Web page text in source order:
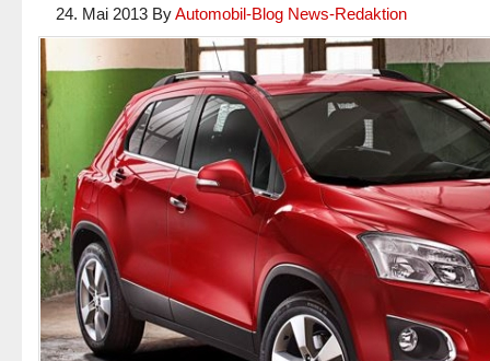
24. Mai 2013 ByAutomobil-Blog News-Redaktion